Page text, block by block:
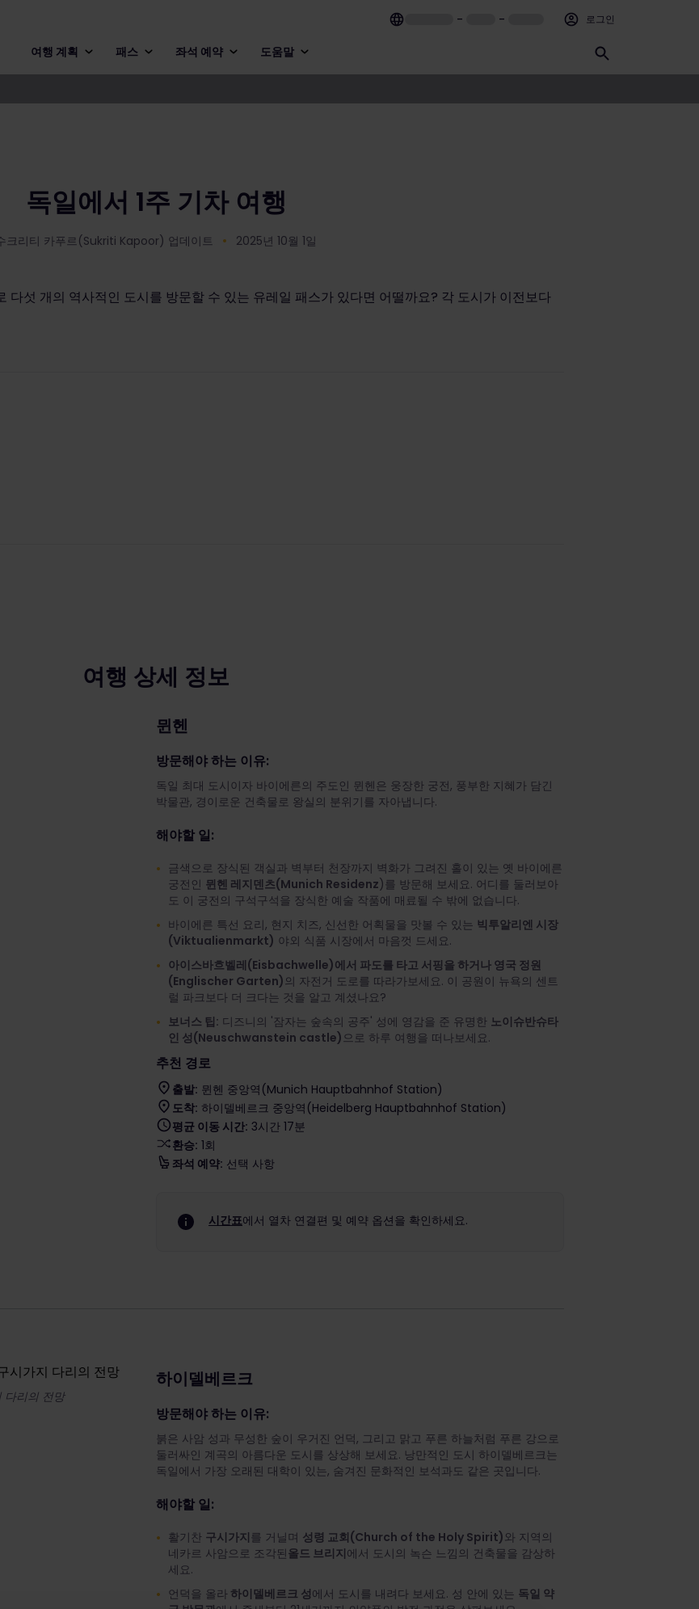
– – 로그인
여행 계획 패스 좌석 예약 도움말
독일에서 1주 기차 여행
크리티 카푸르(Sukriti Kapoor) 업데이트 2025년 10월 1일
다섯 개의 역사적인 도시를 방문할 수 있는 유레일 패스가 있다면 어떨까요? 각 도시가 이전보다
여행 상세 정보
뮌헨
방문해야 하는 이유:
독일 최대 도시이자 바이에른의 주도인 뮌헨은 웅장한 궁전, 풍부한 지혜가 담긴
박물관, 경이로운 건축물로 왕실의 분위기를 자아냅니다.
해야할 일:
금색으로 장식된 객실과 벽부터 천장까지 벽화가 그려진 홀이 있는 옛 바이에른
궁전인 뮌헨 레지덴츠(Munich Residenz)를 방문해 보세요. 어디를 둘러보아
도 이 궁전의 구석구석을 장식한 예술 작품에 매료될 수 밖에 없습니다.
바이에른 특선 요리, 현지 치즈, 신선한 어획물을 맛볼 수 있는 빅투알리엔 시장
(Viktualienmarkt) 야외 식품 시장에서 마음껏 드세요.
아이스바흐벨레(Eisbachwelle)에서 파도를 타고 서핑을 하거나 영국 정원
(Englischer Garten)의 자전거 도로를 따라가보세요. 이 공원이 뉴욕의 센트
럴 파크보다 더 크다는 것을 알고 계셨나요?
보너스 팁: 디즈니의 '잠자는 숲속의 공주' 성에 영감을 준 유명한 노이슈반슈타
인 성(Neuschwanstein castle)으로 하루 여행을 떠나보세요.
추천 경로
출발: 뮌헨 중앙역(Munich Hauptbahnhof Station)
도착: 하이델베르크 중앙역(Heidelberg Hauptbahnhof Station)
평균 이동 시간: 3시간 17분
환승: 1회
좌석 예약: 선택 사항
시간표에서 열차 연결편 및 예약 옵션을 확인하세요.
다리의 전망
하이델베르크
방문해야 하는 이유:
붉은 사암 성과 무성한 숲이 우거진 언덕, 그리고 맑고 푸른 하늘처럼 푸른 강으로
둘러싸인 계곡의 아름다운 도시를 상상해 보세요. 낭만적인 도시 하이델베르크는
독일에서 가장 오래된 대학이 있는, 숨겨진 문화적인 보석과도 같은 곳입니다.
해야할 일:
활기찬 구시가지를 거닐며 성령 교회(Church of the Holy Spirit)와 지역의
네카르 사암으로 조각된올드 브리지에서 도시의 녹슨 느낌의 건축물을 감상하
세요.
언덕을 올라 하이델베르크 성에서 도시를 내려다 보세요. 성 안에 있는 독일 약